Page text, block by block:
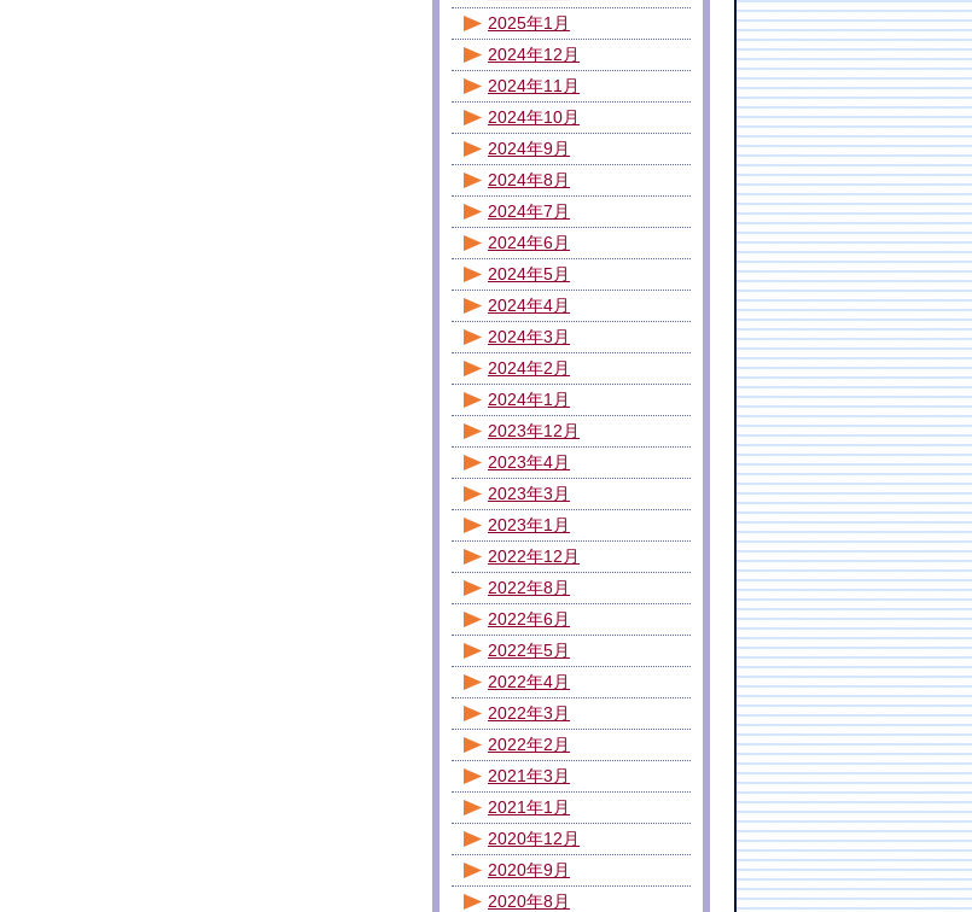
2025年1月
2024年12月
2024年11月
2024年10月
2024年9月
2024年8月
2024年7月
2024年6月
2024年5月
2024年4月
2024年3月
2024年2月
2024年1月
2023年12月
2023年4月
2023年3月
2023年1月
2022年12月
2022年8月
2022年6月
2022年5月
2022年4月
2022年3月
2022年2月
2021年3月
2021年1月
2020年12月
2020年9月
2020年8月